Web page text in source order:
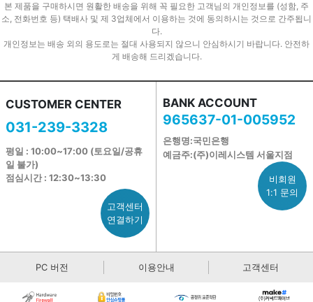
본 제품을 구매하시면 원활한 배송을 위해 꼭 필요한 고객님의 개인정보를 (성함, 주
소, 전화번호 등) 택배사 및 제 3업체에서 이용하는 것에 동의하시는 것으로 간주됩니
다.
개인정보는 배송 외의 용도로는 절대 사용되지 않으니 안심하시기 바랍니다. 안전하
게 배송해 드리겠습니다.
CUSTOMER CENTER
031-239-3328
평일 : 10:00~17:00 (토요일/공휴
일 불가)
점심시간 : 12:30~13:30
고객센터
연결하기
BANK ACCOUNT
965637-01-005952
은행명:국민은행
예금주:(주)이레시스템 서울지점
비회원
1:1 문의
PC 버전 이용안내 고객센터